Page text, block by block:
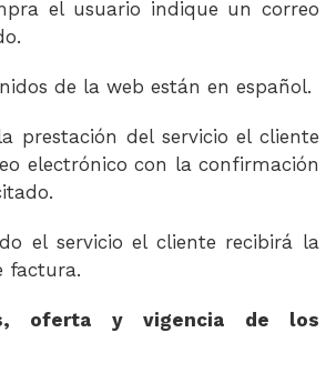
el usuario indique un correo
de la web están en español.
prestación del servicio el cliente
electrónico con la confirmación
el servicio el cliente recibirá la
factura.
oferta y vigencia de los